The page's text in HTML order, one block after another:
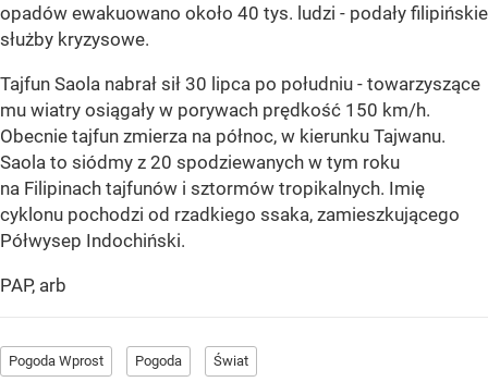
opadów ewakuowano około 40 tys. ludzi - podały filipińskie
służby kryzysowe.
Tajfun Saola nabrał sił 30 lipca po południu - towarzyszące
mu wiatry osiągały w porywach prędkość 150 km/h.
Obecnie tajfun zmierza na północ, w kierunku Tajwanu.
Saola to siódmy z 20 spodziewanych w tym roku
na Filipinach tajfunów i sztormów tropikalnych. Imię
cyklonu pochodzi od rzadkiego ssaka, zamieszkującego
Półwysep Indochiński.
PAP, arb
Pogoda Wprost Pogoda Świat